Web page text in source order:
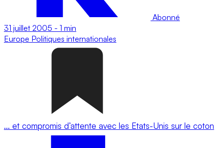
Abonné
31 juillet 2005 - 1 min
Europe Politiques internationales
... et compromis d’attente avec les Etats-Unis sur le coton